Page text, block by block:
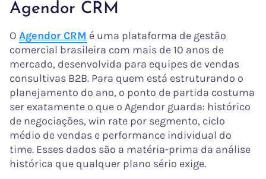
Agendor CRM
O Agendor CRM é uma plataforma de gestão
comercial brasileira com mais de 10 anos de
mercado, desenvolvida para equipes de vendas
consultivas B2B. Para quem está estruturando o
planejamento do ano, o ponto de partida costuma
ser exatamente o que o Agendor guarda: histórico
de negociações, win rate por segmento, ciclo
médio de vendas e performance individual do
time. Esses dados são a matéria-prima da análise
histórica que qualquer plano sério exige.